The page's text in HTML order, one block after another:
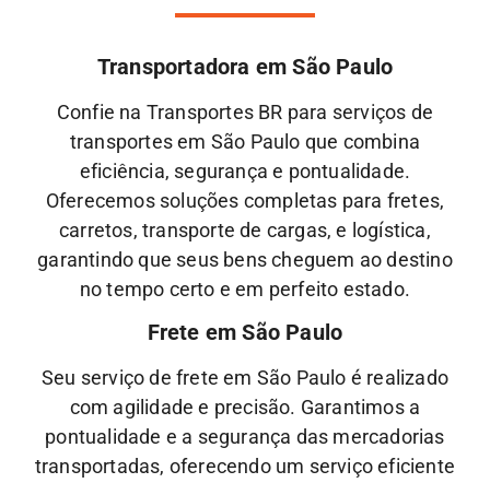
Transportadora em São Paulo
Confie na Transportes BR para serviços de
transportes em São Paulo que combina
eficiência, segurança e pontualidade.
Oferecemos soluções completas para fretes,
carretos, transporte de cargas, e logística,
garantindo que seus bens cheguem ao destino
no tempo certo e em perfeito estado.
Frete em São Paulo
Seu serviço de frete em São Paulo é realizado
com agilidade e precisão. Garantimos a
pontualidade e a segurança das mercadorias
transportadas, oferecendo um serviço eficiente